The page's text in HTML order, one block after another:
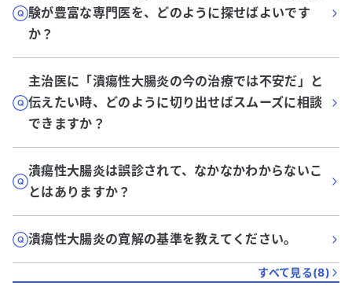
験が豊富な専門医を、どのように探せばよいです
か？
主治医に「潰瘍性大腸炎の今の治療では不安だ」と
伝えたい時、どのように切り出せばスムーズに相談
できますか？
潰瘍性大腸炎は誤診されて、なかなかわからないこ
とはありますか？
潰瘍性大腸炎の寛解の基準を教えてください。
すべて見る(8)